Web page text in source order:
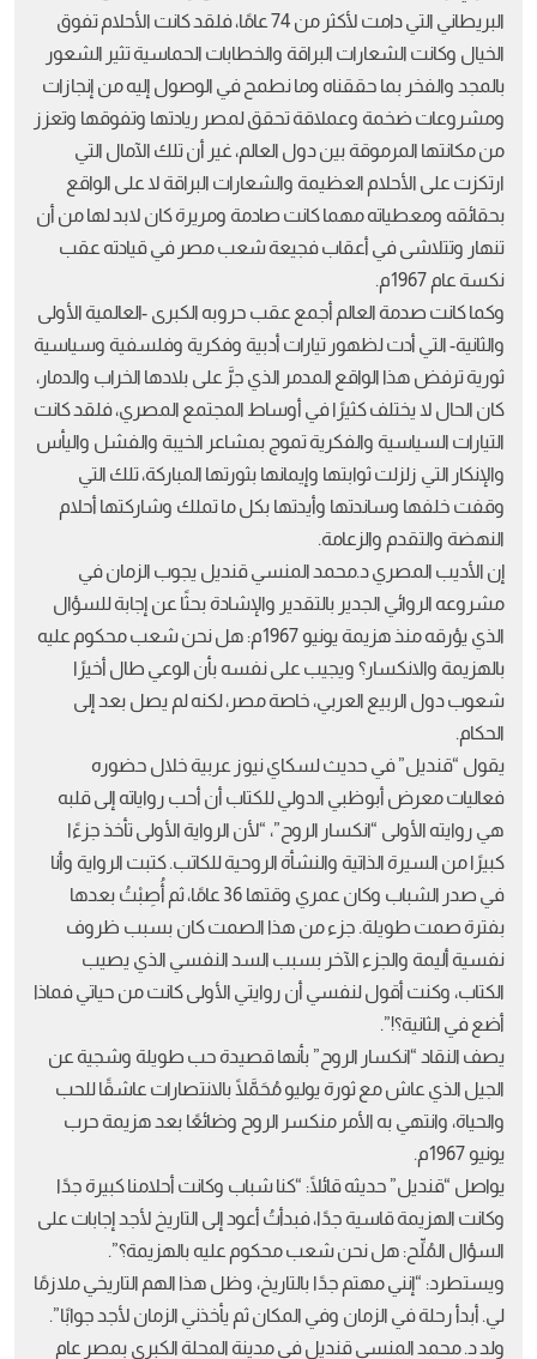
البريطاني التي دامت لأكثر من 74 عامًا، فلقد كانت الأحلام تفوق
الخيال وكانت الشعارات البراقة والخطابات الحماسية تثير الشعور
بالمجد والفخر بما حققناه وما نطمح في الوصول إليه من إنجازات
ومشروعات ضخمة وعملاقة تحقق لمصر ريادتها وتفوقها وتعزز
من مكانتها المرموقة بين دول العالم، غير أن تلك الآمال التي
ارتكزت على الأحلام العظيمة والشعارات البراقة لا على الواقع
بحقائقه ومعطياته مهما كانت صادمة ومريرة كان لابد لها من أن
تنهار وتتلاشى في أعقاب فجيعة شعب مصر في قيادته عقب
نكسة عام 1967م.
وكما كانت صدمة العالم أجمع عقب حروبه الكبرى -العالمية الأولى
والثانية- التي أدت لظهور تيارات أدبية وفكرية وفلسفية وسياسية
ثورية ترفض هذا الواقع المدمر الذي جرَّ على بلادها الخراب والدمار،
كان الحال لا يختلف كثيرًا في أوساط المجتمع المصري، فلقد كانت
التيارات السياسية والفكرية تموج بمشاعر الخيبة والفشل واليأس
والإنكار التي زلزلت ثوابتها وإيمانها بثورتها المباركة، تلك التي
وقفت خلفها وساندتها وأيدتها بكل ما تملك وشاركتها أحلام
النهضة والتقدم والزعامة.
إن الأديب المصري د.محمد المنسي قنديل يجوب الزمان في
مشروعه الروائي الجدير بالتقدير والإشادة بحثًا عن إجابة للسؤال
الذي يؤرقه منذ هزيمة يونيو 1967م: هل نحن شعب محكوم عليه
بالهزيمة والانكسار؟ ويجيب على نفسه بأن الوعي طال أخيرًا
شعوب دول الربيع العربي، خاصة مصر، لكنه لم يصل بعد إلى
الحكام.
يقول “قنديل” في حديث لسكاي نيوز عربية خلال حضوره
فعاليات معرض أبوظبي الدولي للكتاب أن أحب رواياته إلى قلبه
هي روايته الأولى “انكسار الروح”، “لأن الرواية الأولى تأخذ جزءًا
كبيرًا من السيرة الذاتية والنشأة الروحية للكاتب. كتبت الرواية وأنا
في صدر الشباب وكان عمري وقتها 36 عامًا، ثم أُصِبْتُ بعدها
بفترة صمت طويلة. جزء من هذا الصمت كان بسبب ظروف
نفسية أليمة والجزء الآخر بسبب السد النفسي الذي يصيب
الكتاب، وكنت أقول لنفسي أن روايتي الأولى كانت من حياتي فماذا
أضع في الثانية؟!”.
يصف النقاد “انكسار الروح” بأنها قصيدة حب طويلة وشجية عن
الجيل الذي عاش مع ثورة يوليو مُحَمَّلًا بالانتصارات عاشقًا للحب
والحياة، وانتهي به الأمر منكسر الروح وضائعًا بعد هزيمة حرب
يونيو 1967م.
يواصل “قنديل” حديثه قائلًا: “كنا شباب وكانت أحلامنا كبيرة جدًا
وكانت الهزيمة قاسية جدًا، فبدأتُ أعود إلى التاريخ لأجد إجابات على
السؤال المُلِّح: هل نحن شعب محكوم عليه بالهزيمة؟”.
ويستطرد: “إنني مهتم جدًا بالتاريخ، وظل هذا الهم التاريخي ملازمًا
لي. أبدأ رحلة في الزمان وفي المكان ثم يأخذني الزمان لأجد جوابًا”.
ولد د. محمد المنسي قنديل في مدينة المحلة الكبرى بمصر عام